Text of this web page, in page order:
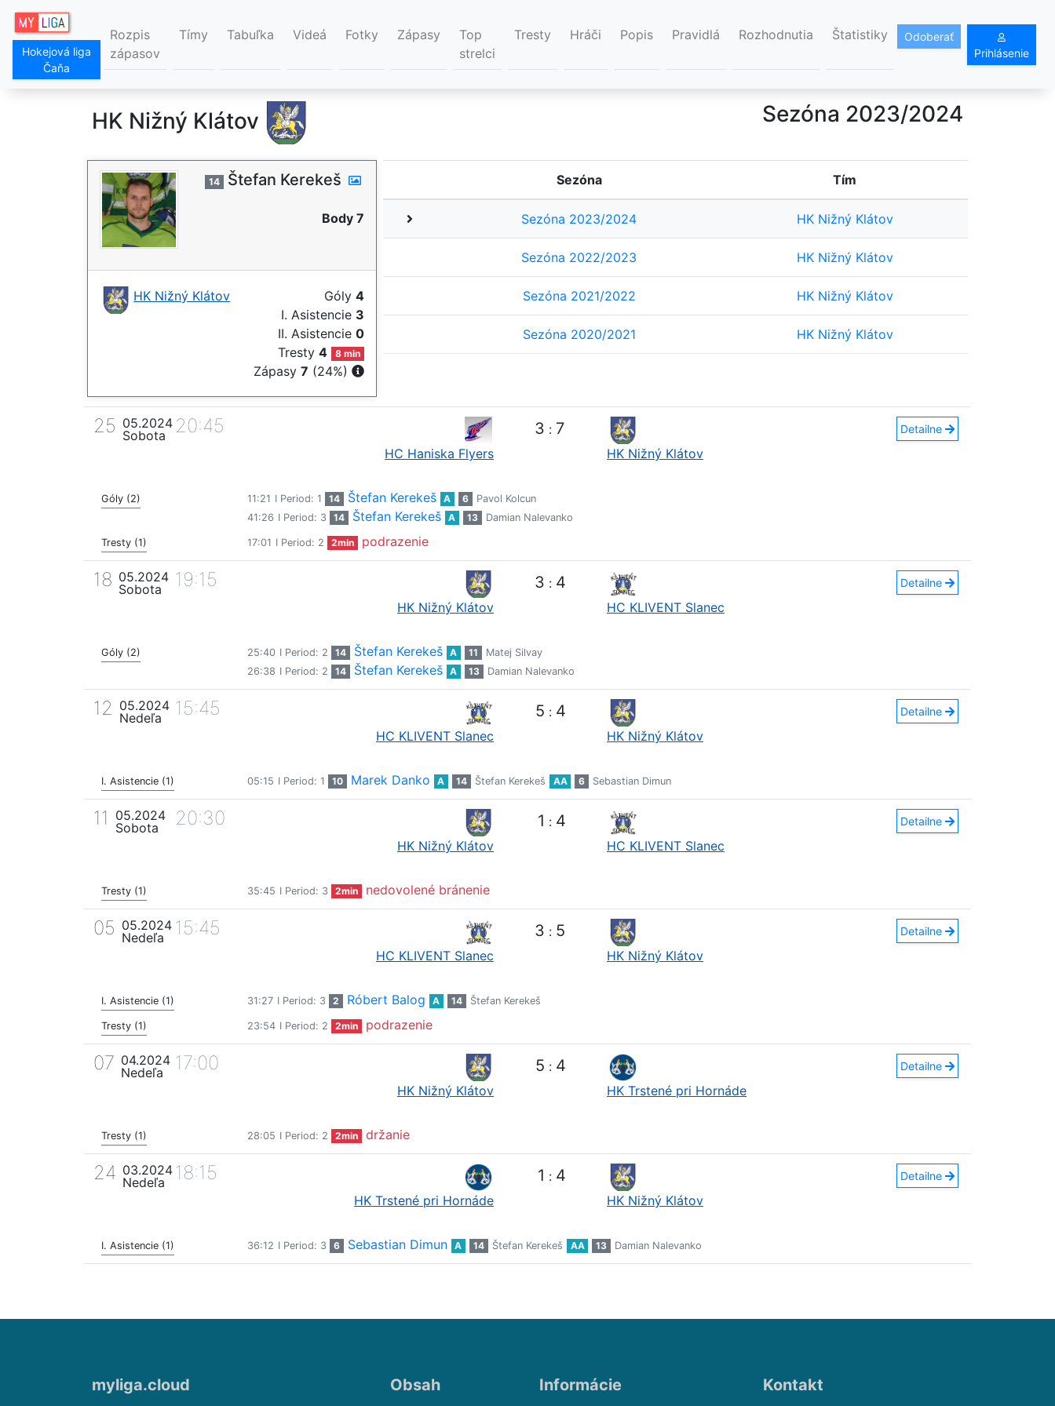
Hokejová liga
Čaňa
Rozpis
zápasov
Tímy Tabuľka Videá Fotky Zápasy
Top
strelci
Tresty Hráči Popis Pravidlá Rozhodnutia Štatistiky
Odoberať
Prihlásenie
HK Nižný Klátov Sezóna 2023/2024
14 Štefan Kerekeš
Body 7
HK Nižný Klátov Góly 4
I. Asistencie 3
II. Asistencie 0
Tresty4 8 min
Zápasy 7 (24%)
Sezóna Tím
Sezóna 2023/2024 HK Nižný Klátov
Sezóna 2022/2023 HK Nižný Klátov
Sezóna 2021/2022 HK Nižný Klátov
Sezóna 2020/2021 HK Nižný Klátov
25 05.2024
Sobota
20:45
HC Haniska Flyers
3 : 7
HK Nižný Klátov
Detailne
Góly (2) 11:21 I Period: 1 14 Štefan Kerekeš A 6
Pavol Kolcun
41:26 I Period: 3 14 Štefan Kerekeš A 13 Damian Nalevanko
Tresty (1) 17:01 I Period: 2 2min podrazenie
18 05.2024
Sobota
19:15
HK Nižný Klátov
3 : 4
HC KLIVENT Slanec
Detailne
Góly (2) 25:40 I Period: 2 14 Štefan Kerekeš A 11
Matej Silvay
26:38 I Period: 2 14 Štefan Kerekeš A 13 Damian Nalevanko
12 05.2024
Nedeľa
15:45
HC KLIVENT Slanec
5 : 4
HK Nižný Klátov
Detailne
I. Asistencie (1) 05:15 I Period: 1 10 Marek Danko A 14 Štefan Kerekeš AA 6 Sebastian Dimun
11
05.2024
Sobota
20:30
HK Nižný Klátov
1 : 4
HC KLIVENT Slanec
Detailne
Tresty (1) 35:45 I Period: 3 2min nedovolené bránenie
05 05.2024
Nedeľa
15:45
HC KLIVENT Slanec
3 : 5
HK Nižný Klátov
Detailne
I. Asistencie (1) 31:27 I Period: 3 2 Róbert Balog A 14 Štefan Kerekeš
Tresty (1) 23:54 I Period: 2 2min podrazenie
07 04.2024
Nedeľa
17:00
HK Nižný Klátov
5 : 4
HK Trstené pri Hornáde
Detailne
Tresty (1) 28:05 I Period: 2 2min držanie
24 03.2024
Nedeľa
18:15
HK Trstené pri Hornáde
1 : 4
HK Nižný Klátov
Detailne
I. Asistencie (1) 36:12 I Period: 3 6 Sebastian Dimun A 14 Štefan Kerekeš AA 13 Damian Nalevanko
myliga.cloud Obsah Informácie Kontakt